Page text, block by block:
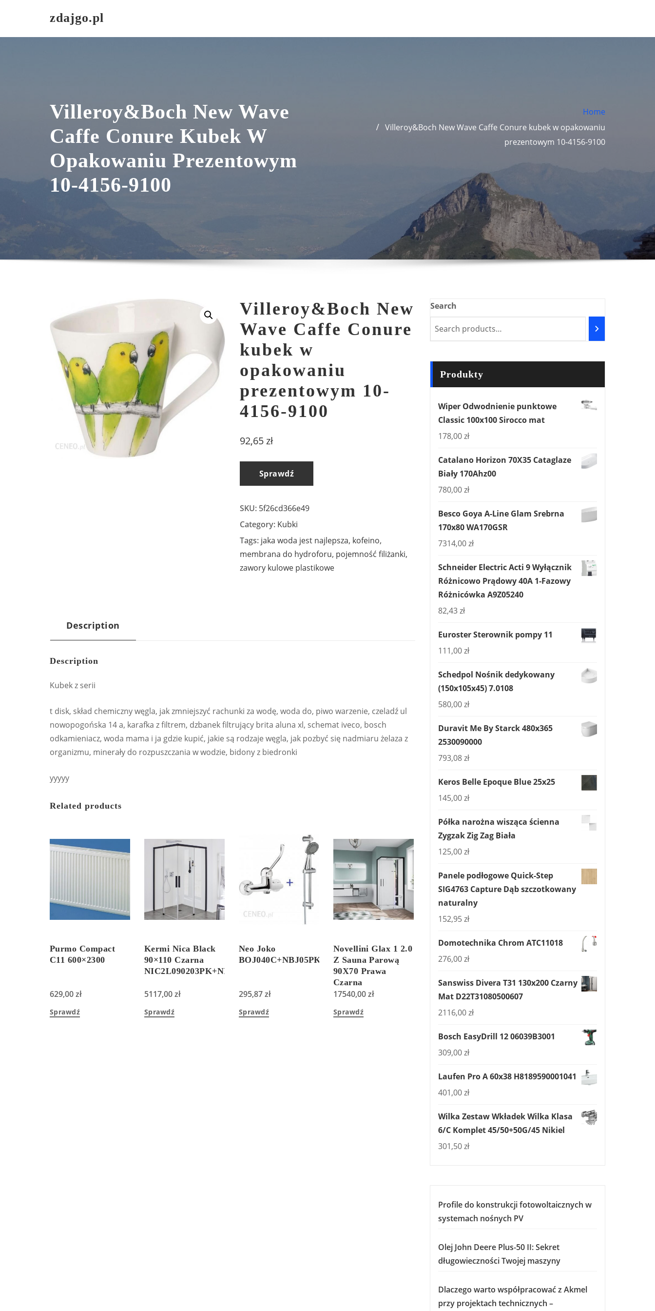
zdajgo.pl
Villeroy&Boch New Wave
Caffe Conure Kubek W
Opakowaniu Prezentowym
10-4156-9100
Home
Villeroy&Boch New Wave Caffe Conure kubek w opakowaniu
prezentowym 10-4156-9100
Villeroy&Boch New
Wave Caffe Conure
kubek w
opakowaniu
prezentowym 10-
4156-9100
92,65zł
Sprawdź
SKU: 5f26cd366e49
Category: Kubki
Tags: jaka woda jest najlepsza, kofeino,
membrana do hydroforu, pojemność filiżanki,
zawory kulowe plastikowe
Description
Description
Kubek z serii
t disk, skład chemiczny węgla, jak zmniejszyć rachunki za wodę, woda do, piwo warzenie, czeladź ul
nowopogońska 14 a, karafka z filtrem, dzbanek filtrujący brita aluna xl, schemat iveco, bosch
odkamieniacz, woda mama i ja gdzie kupić, jakie są rodzaje węgla, jak pozbyć się nadmiaru żelaza z
organizmu, minerały do rozpuszczania w wodzie, bidony z biedronki
yyyyy
Related products
Purmo Compact
C11 600×2300
629,00zł
Sprawdź
Kermi Nica Black
90×110 Czarna
NIC2L090203PK+NIC2R110203PK
5117,00zł
Sprawdź
Neo Joko
BOJ040C+NBJ05PK
295,87zł
Sprawdź
Novellini Glax 1 2.0
Z Sauna Parową
90X70 Prawa
Czarna
(G21A9079DM51HH)
17540,00zł
Sprawdź
Search
Produkty
Wiper Odwodnienie punktowe
Classic 100x100 Sirocco mat
178,00zł
Catalano Horizon 70X35 Cataglaze
Biały 170Ahz00
780,00zł
Besco Goya A-Line Glam Srebrna
170x80 WA170GSR
7314,00zł
Schneider Electric Acti 9 Wyłącznik
Różnicowo Prądowy 40A 1-Fazowy
Różnicówka A9Z05240
82,43zł
Euroster Sterownik pompy 11
111,00zł
Schedpol Nośnik dedykowany
(150x105x45) 7.0108
580,00zł
Duravit Me By Starck 480x365
2530090000
793,08zł
Keros Belle Epoque Blue 25x25
145,00zł
Półka narożna wisząca ścienna
Zygzak Zig Zag Biała
125,00zł
Panele podłogowe Quick-Step
SIG4763 Capture Dąb szczotkowany
naturalny
152,95zł
Domotechnika Chrom ATC11018
276,00zł
Sanswiss Divera T31 130x200 Czarny
Mat D22T31080500607
2116,00zł
Bosch EasyDrill 12 06039B3001
309,00zł
Laufen Pro A 60x38 H8189590001041
401,00zł
Wilka Zestaw Wkładek Wilka Klasa
6/C Komplet 45/50+50G/45 Nikiel
301,50zł
Profile do konstrukcji fotowoltaicznych w
systemach nośnych PV
Olej John Deere Plus-50 II: Sekret
długowieczności Twojej maszyny
Dlaczego warto współpracować z Akmel
przy projektach technicznych –